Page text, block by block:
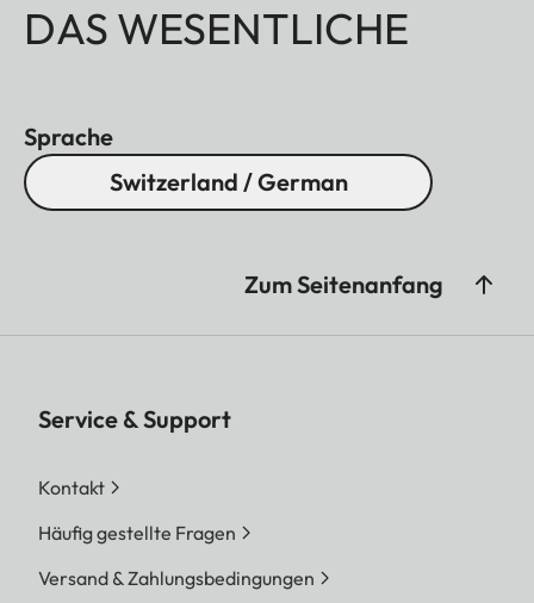
DAS WESENTLICHE
Sprache
Switzerland / German
Zum Seitenanfang
Service & Support
Kontakt
Häufig gestellte Fragen
Versand & Zahlungsbedingungen